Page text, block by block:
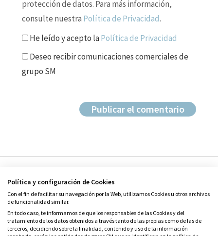
protección de datos. Para más información,
consulte nuestra Política de Privacidad.
He leído y acepto laPolítica de Privacidad
Deseo recibir comunicaciones comerciales de
grupo SM
© Grupo SM
Política y configuración de Cookies
Con el fin de facilitar su navegación por la Web, utilizamos Cookies u otros archivos
de funcionalidad similar.
En todo caso, te informamos de que los responsables de las Cookies y del
tratamiento de los datos obtenidos a través tanto de las propias como de las de
terceros, decidiendo sobre la finalidad, contenido y uso de la información